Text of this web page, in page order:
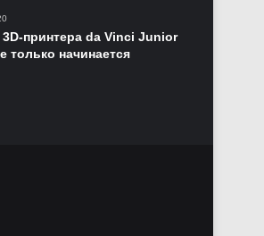
принтера da Vinci Junior
только начинается